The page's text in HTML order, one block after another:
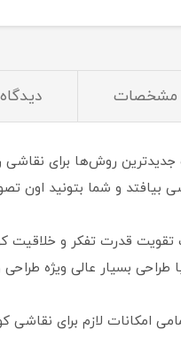
مشخصات
و شما بتونید اون
قدرت تفکر و خلاقیت
طراحی بسیار عالی ویژه
امکانات لازم برای